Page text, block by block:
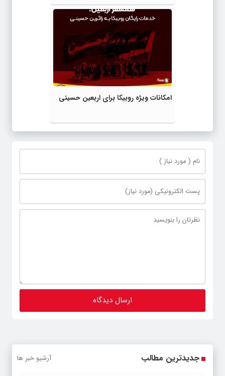
امکانات ویژه روبیکا برای اربعین حسینی
جدیدترین مطالب آرشیو خبر ها